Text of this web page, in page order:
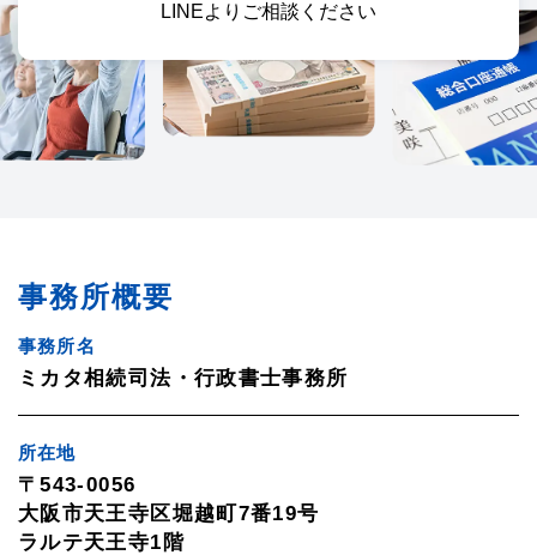
LINEよりご相談ください
事務所概要
事務所名
ミカタ相続司法・行政書士事務所
所在地
〒543-0056
大阪市天王寺区堀越町7番19号
ラルテ天王寺1階